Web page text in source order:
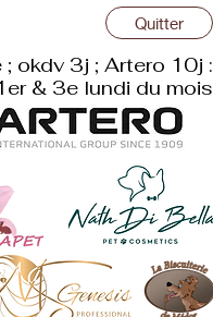
Quitter
okdv 3j ; Artero 10j :
& 3e lundi du mois